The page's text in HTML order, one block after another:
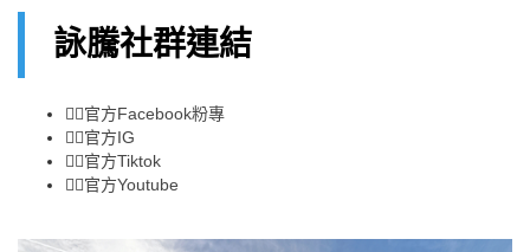
詠騰社群連結
👉🏻官方Facebook粉專
👉🏻官方IG
👉🏻官方Tiktok
👉🏻官方Youtube